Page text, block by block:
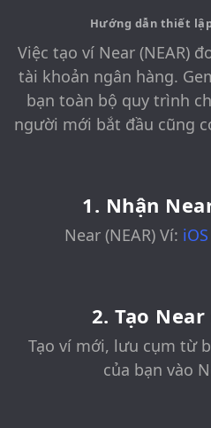
Hướng dẫn thiết
Việc tạo ví Near (NEAR)
tài khoản ngân hàng.
bạn toàn bộ quy trình
người mới bắt đầu cũng
1. Nhận
Near (NEAR) Ví: iOS
2. Tạo Near
Tạo ví mới, lưu cụm từ
của bạn vào